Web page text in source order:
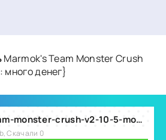
Marmok's Team Monster Crush
денег}
marmoks-team-monster-crush-v2-10-5-mod.zip
Скачали 0